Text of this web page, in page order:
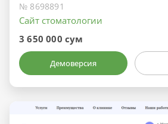
№ 8698891
Сайт стоматологии
3 650 000 сум
Демоверсия